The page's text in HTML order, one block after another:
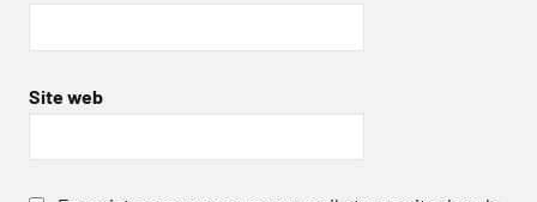
Site web